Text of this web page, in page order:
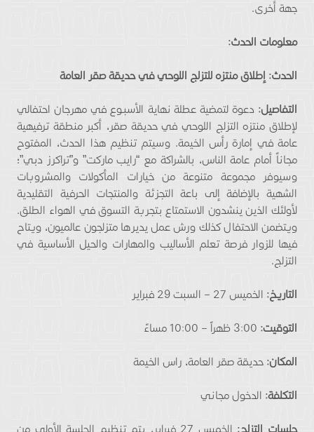
جهة أخرى.
معلومات الحدث:
الحدث: إطلاق منتزه للتزلج اللوحي في حديقة صقر العامة
التفاصيل: دعوة لتمضية عطلة نهاية الأسبـوع في مهرجان احتفالي
لإطلاق منتزه التزلج اللوحي في حديقة صقر، أكبر منطقة ترفيهية
عامة في إمارة رأس الخيمة. وسيتم تنظيم هذا الحدث، المفتوح
مجاناً أمام عامة الناس، بالشراكة مع “رايب ماركت” و”تراكرز دبي”؛
وسيوفر مجموعة متنوعة من خيارات المأكولات والمشروبات
الشهية بالإضافة إلى باعة التجزئة والمنتجات الحرفية التقليدية
لأولئك الذين ينشدون الاستمتاع بتجربة التسوق في الهواء الطلق.
ويتضمن الاحتفال كذلك ورش عمل يديرها متزلجون عالميون، ويتاح
فيها للزوار فرصة تعلم الأساليب والمهارات والحيل الأساسية في
التزلج.
التاريخ: الخميس 27 – السبت 29 فبراير
التوقيت:
المكان: حديقة صقر العامة، راس الخيمة
التكلفة: الدخول مجاني